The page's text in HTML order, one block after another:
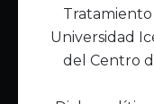
Tratamiento
Universidad
del Centro